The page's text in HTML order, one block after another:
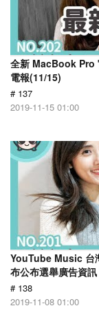
全新 MacBook Pro
電報(11/15)
# 137
2019-11-15 01:00
YouTube Music 台
布公布選舉廣告資
# 138
2019-11-08 01:00